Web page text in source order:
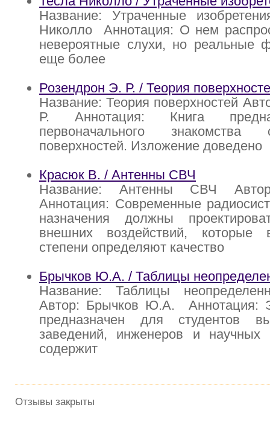
Название: Утраченные
Николло Аннотация: О нем
невероятные слухи, но реальные
еще более
Розендрон Э. Р. / Теория
Название: Теория поверхностей
Р. Аннотация: Книга
первоначального знакомства
поверхностей. Изложение доведено
Красюк В. / Антенны СВЧ
Название: Антенны СВЧ
Аннотация: Современные
назначения должны
внешних воздействий, которые
степени определяют качество
Брычков Ю.А. / Таблицы
Название: Таблицы
Автор: Брычков Ю.А. Аннотация:
предназначен для студентов
заведений, инженеров и научных
содержит
Отзывы закрыты